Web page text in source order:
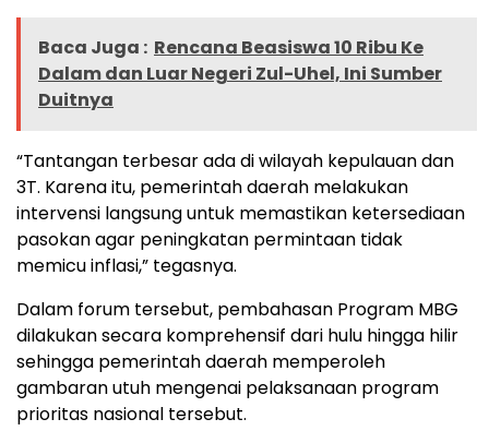
Baca Juga : Rencana Beasiswa 10 Ribu Ke
Dalam dan Luar Negeri Zul-Uhel, Ini Sumber
Duitnya
“Tantangan terbesar ada di wilayah kepulauan dan
3T. Karena itu, pemerintah daerah melakukan
intervensi langsung untuk memastikan ketersediaan
pasokan agar peningkatan permintaan tidak
memicu inflasi,” tegasnya.
Dalam forum tersebut, pembahasan Program MBG
dilakukan secara komprehensif dari hulu hingga hilir
sehingga pemerintah daerah memperoleh
gambaran utuh mengenai pelaksanaan program
prioritas nasional tersebut.